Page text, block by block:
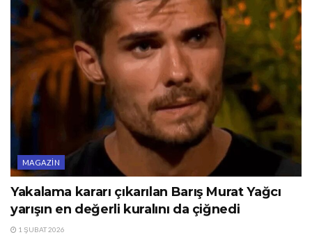
MAGAZIN
Yakalama kararı çıkarılan Barış Murat Yağcı
yarışın en değerli kuralını da çiğnedi
1 ŞUBAT 2026